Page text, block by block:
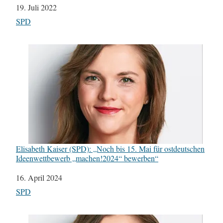
Datum
19. Juli 2022
In Bezug auf
SPD
Elisabeth Kaiser (SPD): „Noch bis 15. Mai für ostdeutschen
Ideenwettbewerb „machen!2024“ bewerben“
Datum
16. April 2024
In Bezug auf
SPD